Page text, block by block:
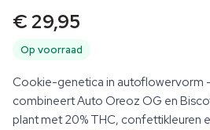
€ 29,95
Op voorraad
Cookie-genetica in autoflowervorm
combineert Auto Oreoz OG en
plant met 20% THC, confettikleuren